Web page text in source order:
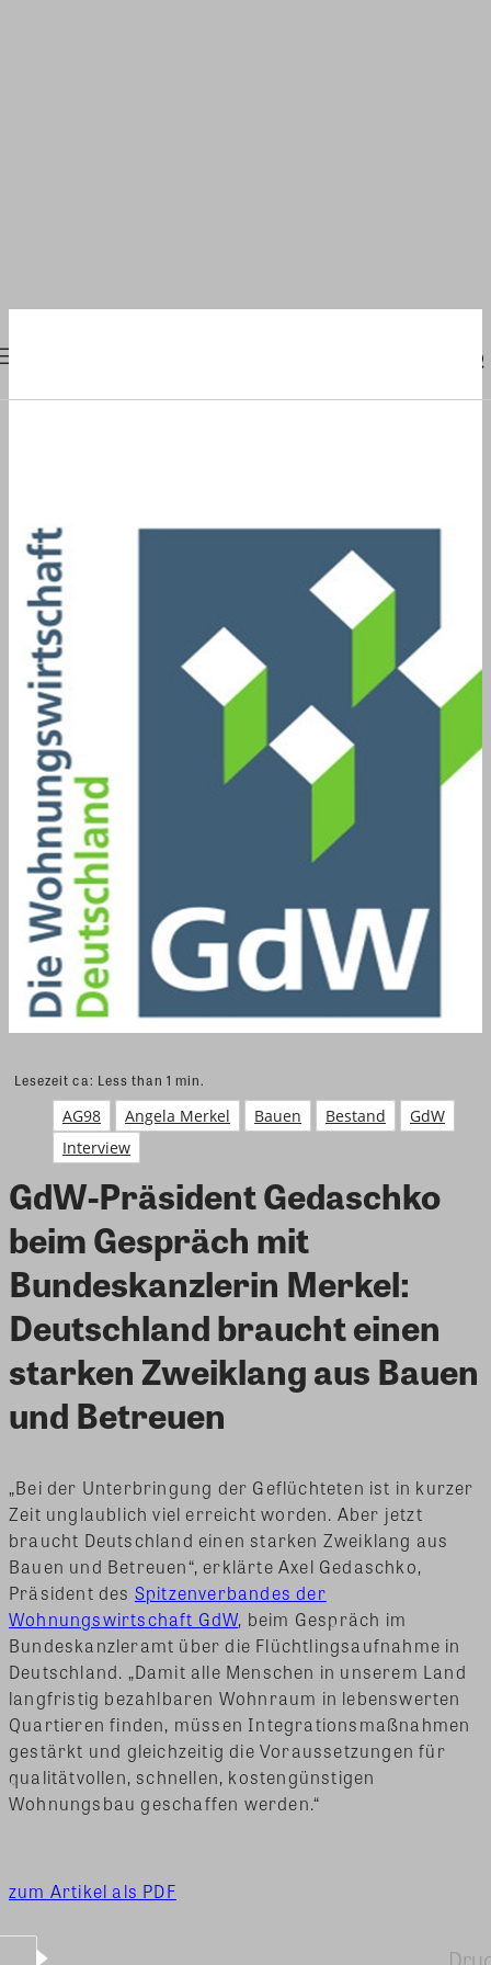
Lesezeit ca: Less than 1 min.
AG98 Angela Merkel Bauen Bestand
GdW
Interview
GdW-Präsident Gedaschko
beim Gespräch mit
Bundeskanzlerin Merkel:
Deutschland braucht einen
starken Zweiklang aus Bauen
und Betreuen
„Bei der Unterbringung der Geflüchteten ist in kurzer
Zeit unglaublich viel erreicht worden. Aber jetzt
braucht Deutschland einen starken Zweiklang aus
Bauen und Betreuen“, erklärte Axel Gedaschko,
Präsident des Spitzenverbandes der
Wohnungswirtschaft GdW, beim Gespräch im
Bundeskanzleramt über die Flüchtlingsaufnahme in
Deutschland. „Damit alle Menschen in unserem Land
langfristig bezahlbaren Wohnraum in lebenswerten
Quartieren finden, müssen Integrationsmaßnahmen
gestärkt und gleichzeitig die Voraussetzungen für
qualitätvollen, schnellen, kostengünstigen
Wohnungsbau geschaffen werden.“
zum Artikel als PDF